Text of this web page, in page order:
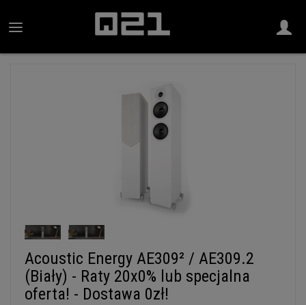
Acoustic Energy AE309² / AE309.2
(Biały) - Raty 20x0% lub specjalna
oferta! - Dostawa 0zł!